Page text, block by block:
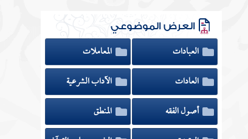
العرض الموضوعي
العبادات
المعاملات
العادات
الآداب الشرعية
أصول الفقه
المنطق